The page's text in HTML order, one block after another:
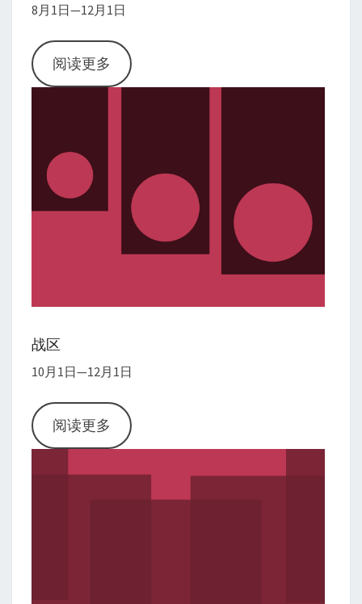
8月1日—12月1日
阅读更多
战区
10月1日—12月1日
阅读更多